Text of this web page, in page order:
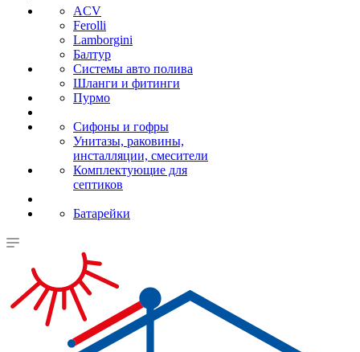
ACV
Ferolli
Lamborgini
Балтур
Системы авто полива
Шланги и фитинги
Пурмо
Сифоны и гофры
Унитазы, раковины,
инсталляции, смесители
Комплектующие для
септиков
Батарейки